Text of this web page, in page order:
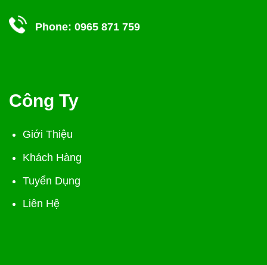
Phone: 0965 871 759
Công Ty
Giới Thiệu
Khách Hàng
Tuyển Dụng
Liên Hệ